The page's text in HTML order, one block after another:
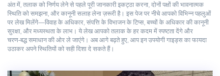
अंत में, तलाक को निर्णय लेने से पहले पूरी जानकारी इकट्ठा करना, दोनों पक्षों की भावनात्मक
स्थिति को समझना, और कानूनी सलाह लेना ज़रूरी है। इस पेज पर नीचे आपको विभिन्न पहलुओं
पर लेख मिलेंगे—विवाह के अधिकार, संपत्ति के विभाजन के टिप्स, बच्चों के अधिकार की कानूनी
सुरक्षा, और मध्यस्थता के लाभ। ये लेख आपको तलाक के हर कदम में स्पष्टता देंगे और
चरण‑बद्ध समाधान की ओर ले जाएंगे। अब आगे बढ़ते हुए, आप इन उपयोगी गाइड्स का फायदा
उठाकर अपने स्थितियों को सही दिशा दे सकते हैं।